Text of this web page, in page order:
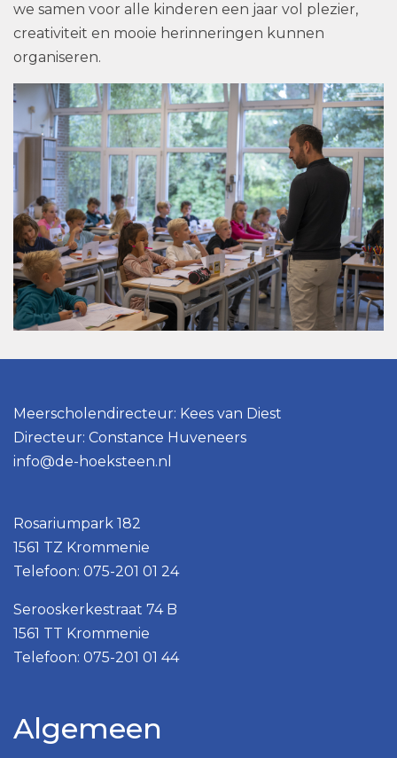
we samen voor alle kinderen een jaar vol plezier,
creativiteit en mooie herinneringen kunnen
organiseren.
Meerscholendirecteur: Kees van Diest
Directeur: Constance Huveneers
info@de-hoeksteen.nl
Rosariumpark 182
1561 TZ Krommenie
Telefoon: 075-201 01 24
Serooskerkestraat 74 B
1561 TT Krommenie
Telefoon: 075-201 01 44
Algemeen